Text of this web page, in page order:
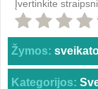
Įvertinkite
Žymos:
Kategorijos: